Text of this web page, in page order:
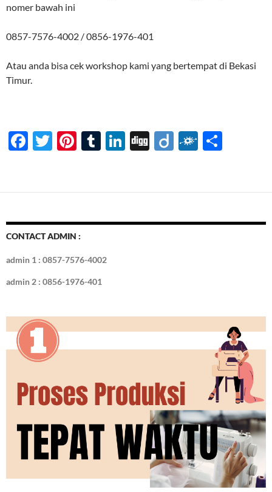
nomer bawah ini
0857-7576-4002 / 0856-1976-401
Atau anda bisa cek workshop kami yang bertempat di Bekasi
Timur.
F
b
o
o
k
T
er
Pi
es
t
T
bl
r
Li
e
dI
Di Di F
d e
CONTACT ADMIN :
admin 1 : 0857-7576-4002
admin 2 : 0856-1976-401